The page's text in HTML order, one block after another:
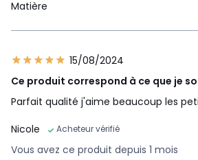
Matière
15/08/2024
Ce produit correspond à ce que je
Parfait qualité j'aime beaucoup les
Nicole
Acheteur vérifié
Vous avez ce produit depuis 1 mois